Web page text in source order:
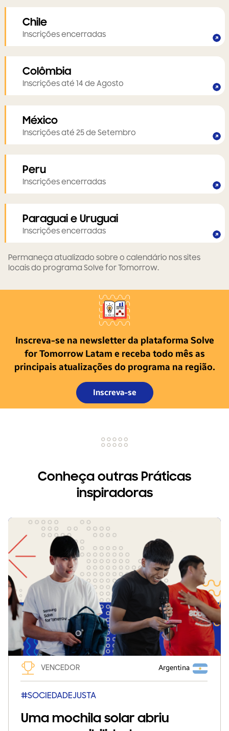
Chile
Inscrições encerradas
Colômbia
Inscrições até 14 de Agosto
México
Inscrições até 25 de Setembro
Peru
Inscrições encerradas
Paraguai e Uruguai
Inscrições encerradas
Permaneça atualizado sobre o calendário nos sites
locais do programa Solve for Tomorrow.
Inscreva-se na newsletter da plataforma Solve
for Tomorrow Latam e receba todo mês as
principais atualizações do programa na região.
Inscreva-se
Conheça outras Práticas
inspiradoras
VENCEDOR Argentina
#SOCIEDADEJUSTA
Uma mochila solar abriu